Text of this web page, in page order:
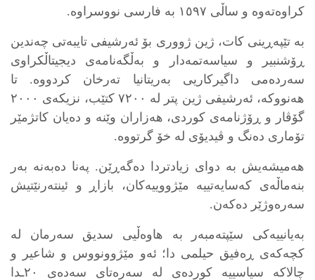
کراوەتەوە و ساڵی ١٥٩٧ بە فارسی نووسراوە.
بە تێپەڕینی کات، ژین ژووری بۆ ئەرشیفی تایبەتی چەندین
ڕۆشنبیر و سیاسەتمەدار و بەڵگەنامەی دیجیتاڵکراوی
سەردەمی داگیرکاریی بەریتانیا تەرخان کردووە. تا
هەنووکە، ئەرشیفی ژین پتر لە ٧٢٠٠ کتێب، نزیکەی ٢٠٠٠
گۆڤار و ڕۆژنامەی کوردی، هەزاران وێنە و دەیان کاتژمێر
تۆماری دەنگ و ڤیدیۆی لە خۆ گرتووە.
هەمیشەیش بە دوای زیادتردا دەگەڕێن. پەنا دەبەنە بەر
بنەماڵەی کەسایەتییە مێژووییەکان، بازاڕ و ئینتەرنێتیش
سەرەوژێر دەکەن.
بەیانییەکی سێپتەمبەر بە هاوەڵیی سدیق سەرمان لە
کچەکەی ڕەفیق حیلمی دا؛ ئەو مێژوونووس و شاعیر و
چالاکە سیاسییە کوردەی لە سەرەتای سەدەی ٢٠ـدا